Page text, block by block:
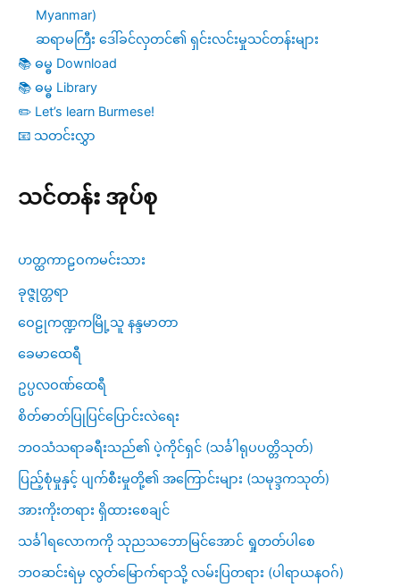
Myanmar)
ဆရာမကြီး ဒေါ်ခင်လှတင်၏ ရှင်းလင်းမှုသင်တန်းများ
📚 ဓမ္ဓ Download
📚 ဓမ္ဓ Library
✏️ Let’s learn Burmese!
📧 သတင်းလွှာ
သင်တန်း အုပ်စု
ဟတ္ထကာဠဝကမင်းသား
ခုဇ္ဇုတ္တရာ
ဝေဠုကဏ္ဍကမြို့သူ နန္ဒမာတာ
ခေမာထေရီ
ဥပ္ပလဝဏ်ထေရီ
စိတ်ဓာတ်ပြုပြင်ပြောင်းလဲရေး
ဘဝသံသရာခရီးသည်၏ ပဲ့ကိုင်ရှင် (သင်္ခါရုပပတ္တိသုတ်)
ပြည့်စုံမှုနှင့် ပျက်စီးမှုတို့၏ အကြောင်းများ (သမုဒ္ဒကသုတ်)
အားကိုးတရား ရှိထားစေချင်
သင်္ခါရလောကကို သုညသဘောမြင်အောင် ရှုတတ်ပါစေ
ဘဝဆင်းရဲမှ လွတ်မြောက်ရာသို့ လမ်းပြတရား (ပါရာယနဝဂ်)